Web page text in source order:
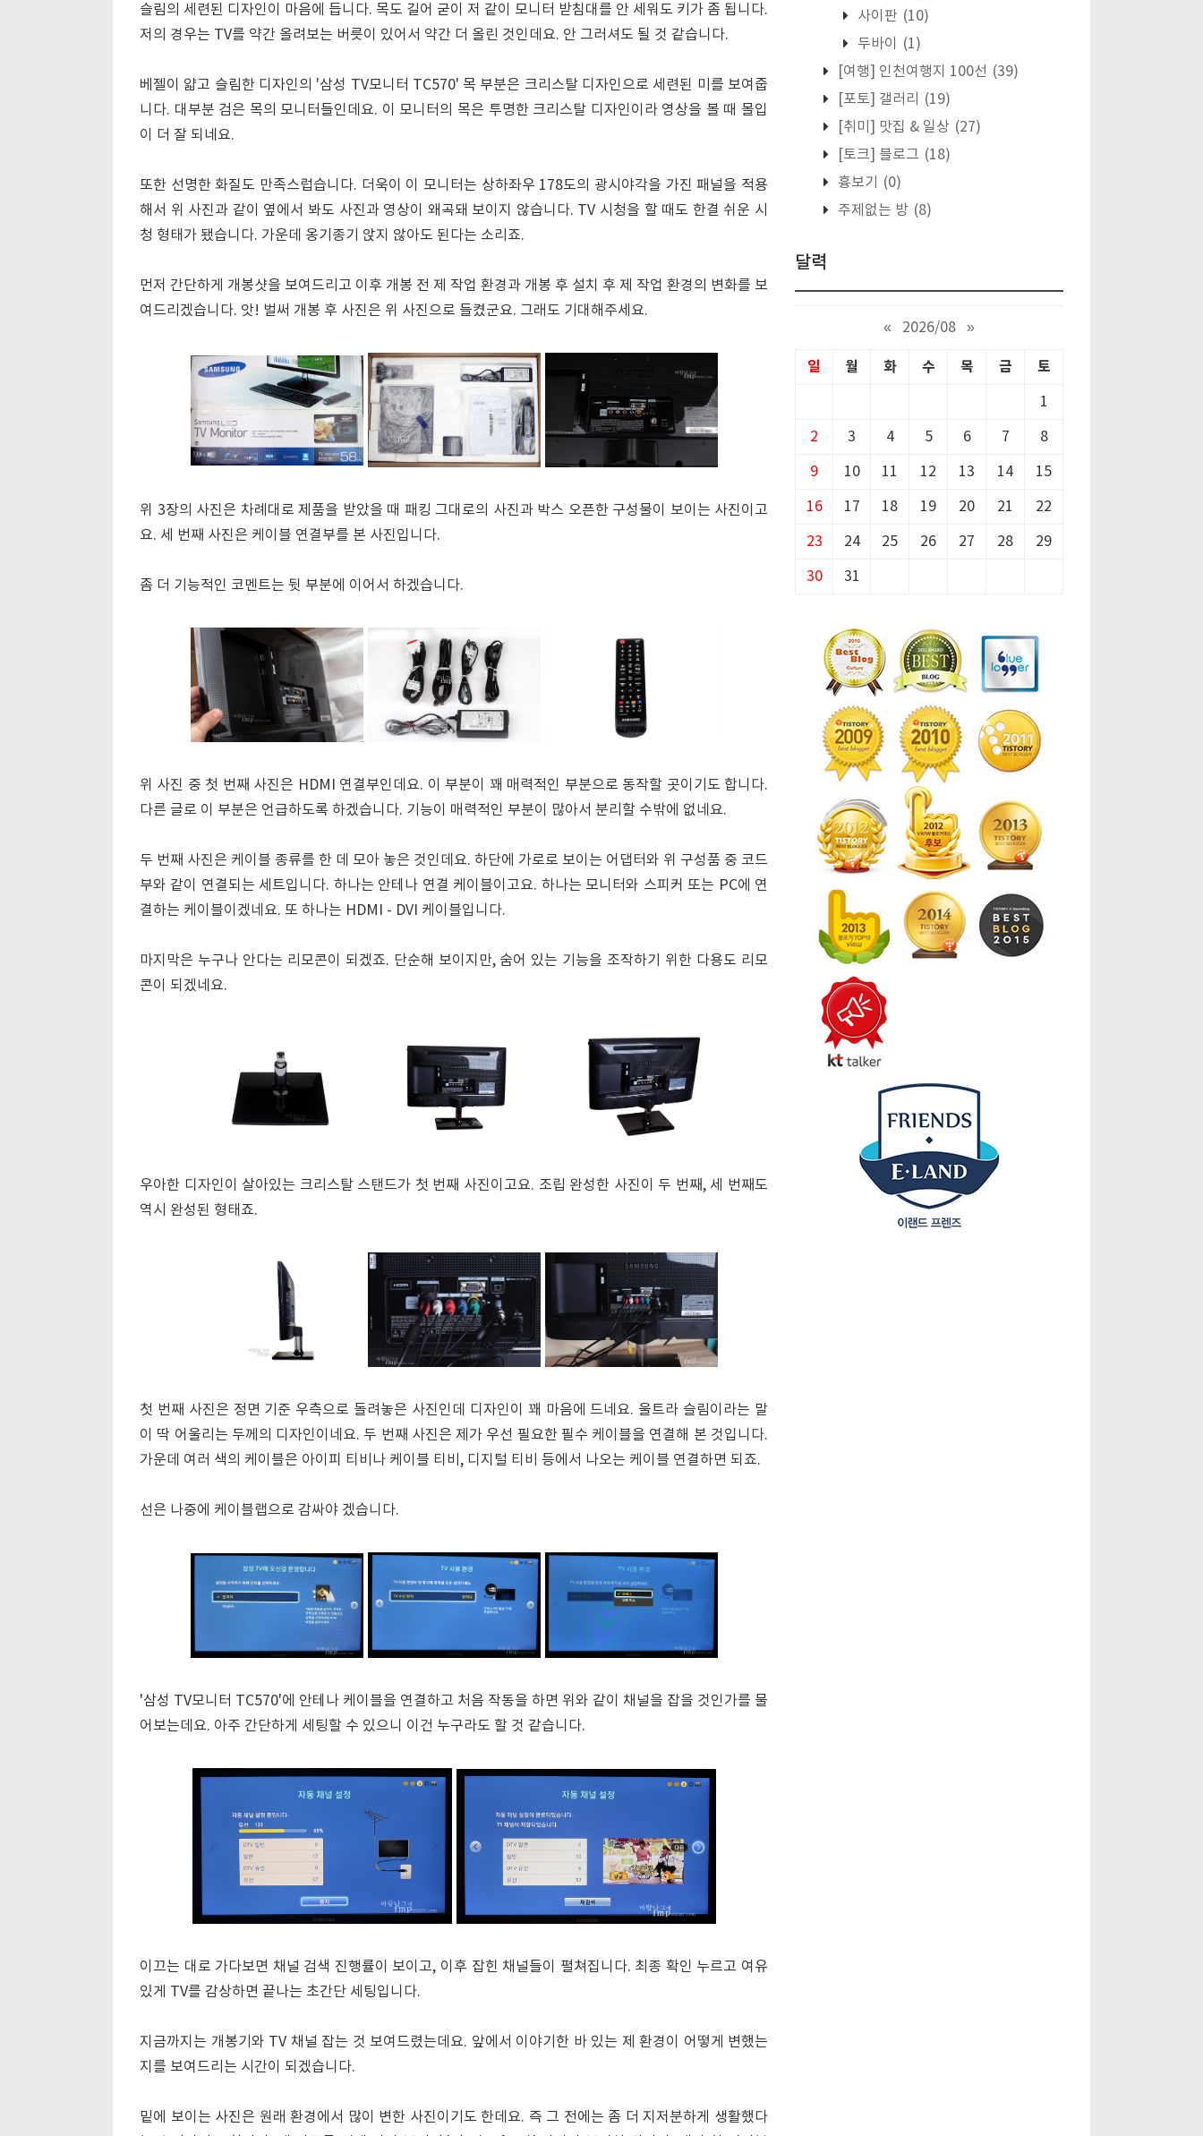
슬림의 세련된 디자인이 마음에 듭니다. 목도 길어 굳이 저 같이 모니터 받침대를 안 세워도 키가 좀 됩니다.
저의 경우는 TV를 약간 올려보는 버릇이 있어서 약간 더 올린 것인데요. 안 그러셔도 될 것 같습니다.
베젤이 얇고 슬림한 디자인의 '삼성 TV모니터 TC570' 목 부분은 크리스탈 디자인으로 세련된 미를 보여줍
니다. 대부분 검은 목의 모니터들인데요. 이 모니터의 목은 투명한 크리스탈 디자인이라 영상을 볼 때 몰입
이 더 잘 되네요.
또한 선명한 화질도 만족스럽습니다. 더욱이 이 모니터는 상하좌우 178도의 광시야각을 가진 패널을 적용
해서 위 사진과 같이 옆에서 봐도 사진과 영상이 왜곡돼 보이지 않습니다. TV 시청을 할 때도 한결 쉬운 시
청 형태가 됐습니다. 가운데 옹기종기 앉지 않아도 된다는 소리죠.
먼저 간단하게 개봉샷을 보여드리고 이후 개봉 전 제 작업 환경과 개봉 후 설치 후 제 작업 환경의 변화를 보
여드리겠습니다. 앗! 벌써 개봉 후 사진은 위 사진으로 들켰군요. 그래도 기대해주세요.
위 3장의 사진은 차례대로 제품을 받았을 때 패킹 그대로의 사진과 박스 오픈한 구성물이 보이는 사진이고
요. 세 번째 사진은 케이블 연결부를 본 사진입니다.
좀 더 기능적인 코멘트는 뒷 부분에 이어서 하겠습니다.
위 사진 중 첫 번째 사진은 HDMI 연결부인데요. 이 부분이 꽤 매력적인 부분으로 동작할 곳이기도 합니다.
다른 글로 이 부분은 언급하도록 하겠습니다. 기능이 매력적인 부분이 많아서 분리할 수밖에 없네요.
두 번째 사진은 케이블 종류를 한 데 모아 놓은 것인데요. 하단에 가로로 보이는 어댑터와 위 구성품 중 코드
부와 같이 연결되는 세트입니다. 하나는 안테나 연결 케이블이고요. 하나는 모니터와 스피커 또는 PC에 연
결하는 케이블이겠네요. 또 하나는 HDMI - DVI 케이블입니다.
마지막은 누구나 안다는 리모콘이 되겠죠. 단순해 보이지만, 숨어 있는 기능을 조작하기 위한 다용도 리모
콘이 되겠네요.
우아한 디자인이 살아있는 크리스탈 스탠드가 첫 번째 사진이고요. 조립 완성한 사진이 두 번째, 세 번째도
역시 완성된 형태죠.
첫 번째 사진은 정면 기준 우측으로 돌려놓은 사진인데 디자인이 꽤 마음에 드네요. 울트라 슬림이라는 말
이 딱 어울리는 두께의 디자인이네요. 두 번째 사진은 제가 우선 필요한 필수 케이블을 연결해 본 것입니다.
가운데 여러 색의 케이블은 아이피 티비나 케이블 티비, 디지털 티비 등에서 나오는 케이블 연결하면 되죠.
선은 나중에 케이블랩으로 감싸야 겠습니다.
'삼성 TV모니터 TC570'에 안테나 케이블을 연결하고 처음 작동을 하면 위와 같이 채널을 잡을 것인가를 물
어보는데요. 아주 간단하게 세팅할 수 있으니 이건 누구라도 할 것 같습니다.
이끄는 대로 가다보면 채널 검색 진행률이 보이고, 이후 잡힌 채널들이 펼쳐집니다. 최종 확인 누르고 여유
있게 TV를 감상하면 끝나는 초간단 세팅입니다.
지금까지는 개봉기와 TV 채널 잡는 것 보여드렸는데요. 앞에서 이야기한 바 있는 제 환경이 어떻게 변했는
지를 보여드리는 시간이 되겠습니다.
밑에 보이는 사진은 원래 환경에서 많이 변한 사진이기도 한데요. 즉 그 전에는 좀 더 지저분하게 생활했다
사이판 (10)
두바이
(1)
[여행] 인천여행지 100선 (39)
[포토] 갤러리
(19)
[취미] 맛집 & 일상 (27)
[토크] 블로그 (18)
흉보기
(0)
주제없는 방 (8)
달력
« 2026/08 »
일 월 화 수 목 금 토
1
2 3 4 5 6 7 8
9 10 11 12 13 14 15
16 17 18 19 20 21 22
23 24 25 26 27 28 29
30 31